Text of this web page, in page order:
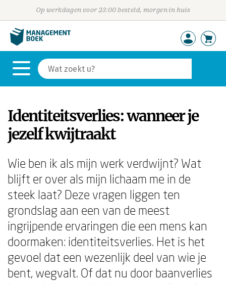
Op werkdagen voor 23:00 besteld, morgen in huis
Identiteitsverlies: wanneer je
jezelf kwijtraakt
Wie ben ik als mijn werk verdwijnt? Wat
blijft er over als mijn lichaam me in de
steek laat? Deze vragen liggen ten
grondslag aan een van de meest
ingrijpende ervaringen die een mens kan
doormaken: identiteitsverlies. Het is het
gevoel dat een wezenlijk deel van wie je
bent, wegvalt. Of dat nu door baanverlies